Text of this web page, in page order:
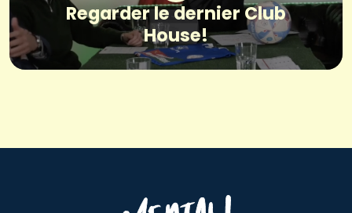
Regarder le dernier Club
House!